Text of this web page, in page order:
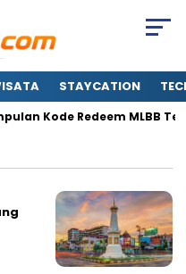
STAYCATION
Kode Redeem MLBB